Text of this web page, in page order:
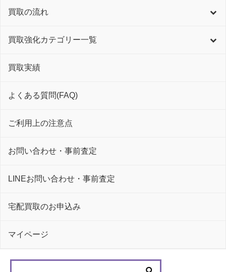
買取の流れ
買取強化カテゴリー一覧
買取実績
よくある質問(FAQ)
ご利用上の注意点
お問い合わせ・事前査定
LINEお問い合わせ・事前査定
宅配買取のお申込み
マイページ